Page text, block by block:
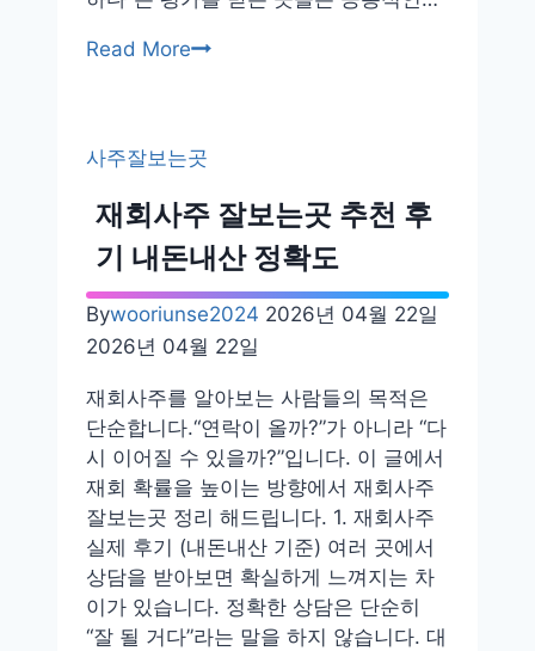
Read More경
잘
보
는
곳
황
리
단
추
천
후
기
예
약
가
격
사주잘보는곳
재회사주 잘보는곳 추천 후
기 내돈내산 정확도
Bywooriunse2024 2026년 04월 22일
2026년 04월 22일
재회사주를 알아보는 사람들의 목적은
단순합니다.“연락이 올까?”가 아니라 “다
시 이어질 수 있을까?”입니다. 이 글에서
재회 확률을 높이는 방향에서 재회사주
잘보는곳 정리 해드립니다. 1. 재회사주
실제 후기 (내돈내산 기준) 여러 곳에서
상담을 받아보면 확실하게 느껴지는 차
이가 있습니다. 정확한 상담은 단순히
“잘 될 거다”라는 말을 하지 않습니다. 대